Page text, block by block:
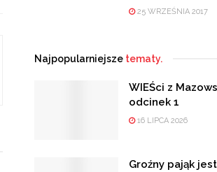
25 WRZEŚNIA 2017
Najpopularniejsze tematy.
WIEŚci z
odcinek 1
16 LIPCA 2026
Groźny pająk